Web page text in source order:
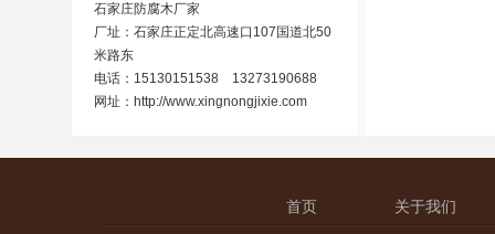
石家庄防腐木厂家
厂址：石家庄正定北高速口107国道北50
米路东
电话：15130151538 13273190688
网址： http://www.xingnongjixie.com
首页 关于我们